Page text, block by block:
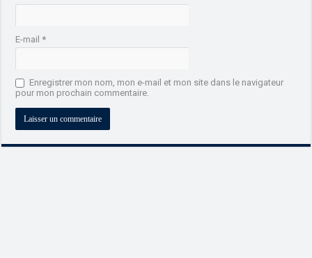
E-mail*
Enregistrer mon nom, mon e-mail et mon site dans le navigateur
pour mon prochain commentaire.